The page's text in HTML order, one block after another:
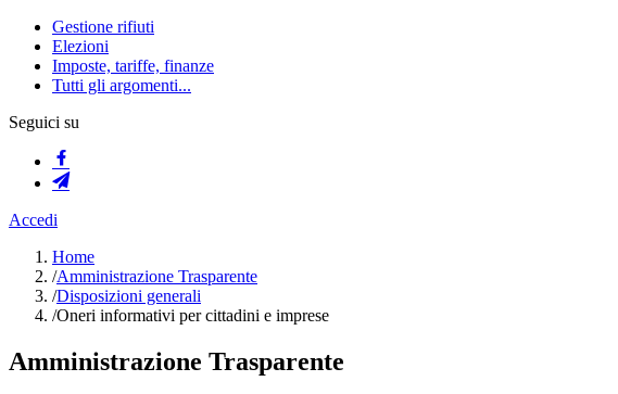
Gestione rifiuti
Elezioni
Imposte, tariffe, finanze
Tutti gli argomenti...
Seguici su
Accedi
Home
/Amministrazione Trasparente
/Disposizioni generali
/Oneri informativi per cittadini e imprese
Amministrazione Trasparente